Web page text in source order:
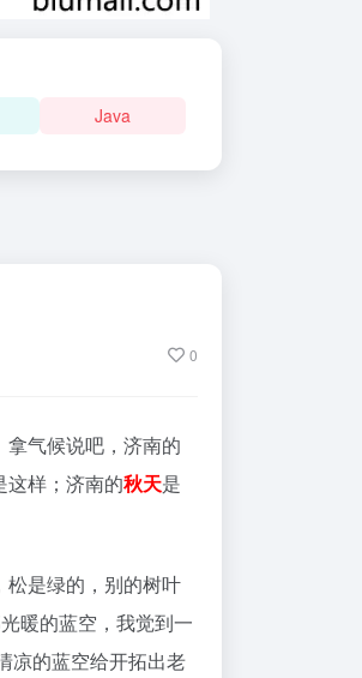
Java
0
气候说吧，济南的
这样；济南的秋天是
是绿的，别的树叶
暖的蓝空，我觉到一
凉的蓝空给开拓出老